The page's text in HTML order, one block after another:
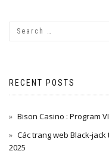
RECENT POSTS
Bison Casino : Program
Các trang web Black-
2025